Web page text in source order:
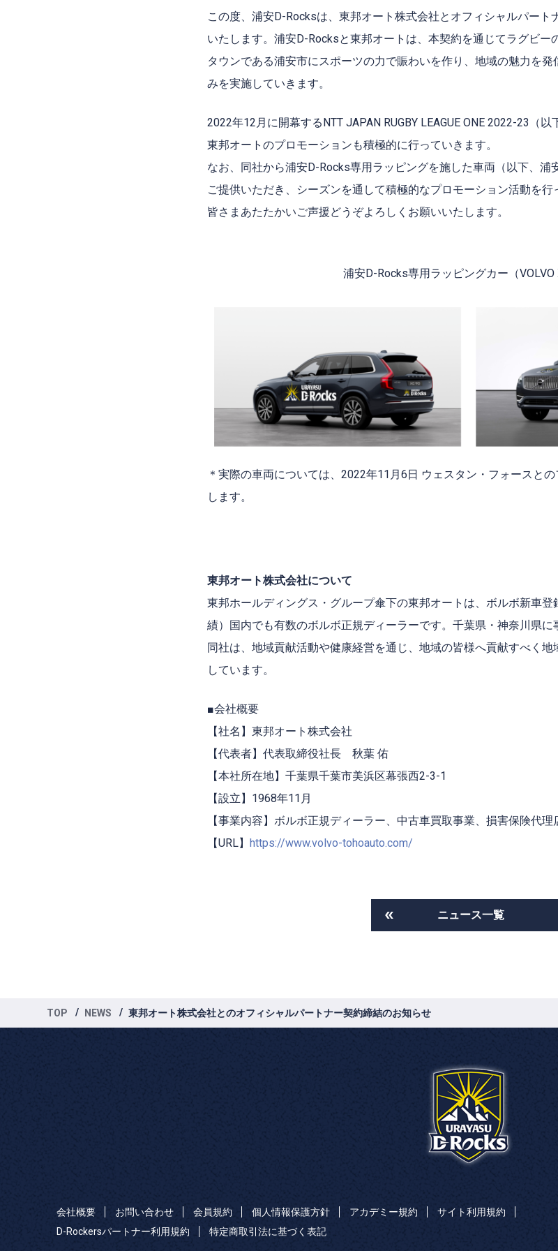
この度、浦安D-Rocksは、東邦オート株式会社とオフィシャルパート
いたします。浦安D-Rocksと東邦オートは、本契約を通じてラグビー
タウンである浦安市にスポーツの力で賑わいを作り、地域の魅力を
みを実施していきます。
2022年12月に開幕するNTT JAPAN RUGBY LEAGUE ONE 2022-23（
東邦オートのプロモーションも積極的に行っていきます。
なお、同社から浦安D-Rocks専用ラッピングを施した車両（以下、浦
ご提供いただき、シーズンを通して積極的なプロモーション活動を行
皆さまあたたかいご声援どうぞよろしくお願いいたします。
浦安D-Rocks専用ラッピングカー（VOLVO
＊実際の車両については、2022年11月6日 ウェスタン・フォースと
します。
東邦オート株式会社について
東邦ホールディングス・グループ傘下の東邦オートは、ボルボ新車
績）国内でも有数のボルボ正規ディーラーです。千葉県・神奈川県
同社は、地域貢献活動や健康経営を通じ、地域の皆様へ貢献すべく
しています。
■会社概要
【社名】東邦オート株式会社
【代表者】代表取締役社長 秋葉 佑
【本社所在地】千葉県千葉市美浜区幕張西2-3-1
【設立】1968年11月
【事業内容】ボルボ正規ディーラー、中古車買取事業、損害保険代理
【URL】 https://www.volvo-tohoauto.com/
ニュース一覧
TOP NEWS 東邦オート株式会社とのオフィシャルパートナー契約締結のお知らせ
会社概要 お問い合わせ 会員規約 個人情報保護方針 アカデミー規約
サイト利用規約
D-Rockersパートナー利用規約
特定商取引法に基づく表記